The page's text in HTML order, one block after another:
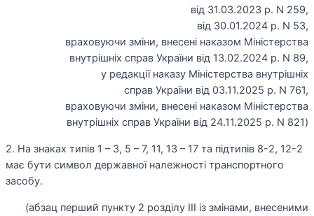
від 31.03.2023 р. N 259,
від 30.01.2024 р. N 53,
враховуючи зміни, внесені наказом Міністерства
внутрішніх справ України від 13.02.2024 р. N 89,
у редакції наказу Міністерства внутрішніх
справ України від 03.11.2025 р. N 761,
враховуючи зміни, внесені наказом Міністерства
внутрішніх справ України від 24.11.2025 р. N 821)
2. На знаках типів 1 – 3, 5 – 7, 11, 13 – 17 та підтипів 8-2, 12-2
має бути символ державної належності транспортного
засобу.
(абзац перший пункту 2 розділу III із змінами, внесеними